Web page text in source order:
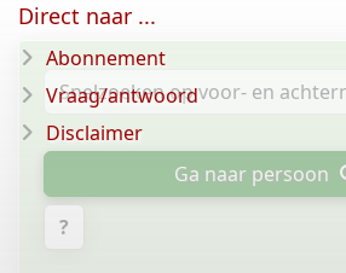
Ga naar persoon
?
Direct naar ...
Abonnement
Vraag/antwoord
Disclaimer